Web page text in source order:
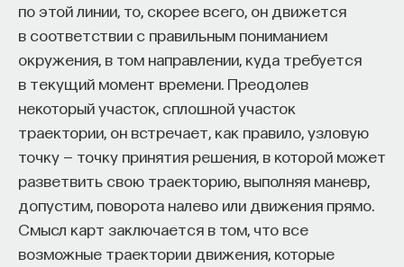
по этой линии, то, скорее всего, он движется
в соответствии с правильным пониманием
окружения, в том направлении, куда требуется
в текущий момент времени. Преодолев
некоторый участок, сплошной участок
траектории, он встречает, как правило, узловую
точку — точку принятия решения, в которой может
разветвить свою траекторию, выполняя маневр,
допустим, поворота налево или движения прямо.
Смысл карт заключается в том, что все
возможные траектории движения, которые
набирается опыта, сервис предлагает вебинары
и индивидуальные консультации, чтобы понять,
как развить необходимые навыки. Позднее будет
запущена серия спецпроектов, рассказывающих
о разных индустриях и их устройстве.​
Если у вас есть STEM-образование или опыт
в исследовательской сфере — это ваш шанс
выйти на глобальный уровень. Помогите вместе
приблизить Четвёртую индустриальную
революцию и найти своё место в инновационном
точно задающие нам темпы времени,
астрономы стали пользоваться этими
приборами — кварцевыми и атомными
часами, для того чтобы повысить точность
своих измерений. Например, при
радиолокации нам надо определять время
пролета радиоимпульса, а иногда
и светового импульса до планеты